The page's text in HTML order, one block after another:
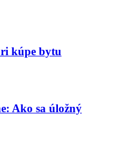
kúpe bytu
Ako sa úložný